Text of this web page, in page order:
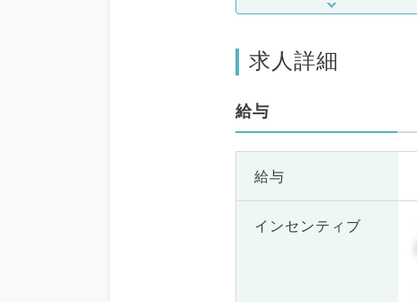
求人詳細
給与
給与
インセンティブ